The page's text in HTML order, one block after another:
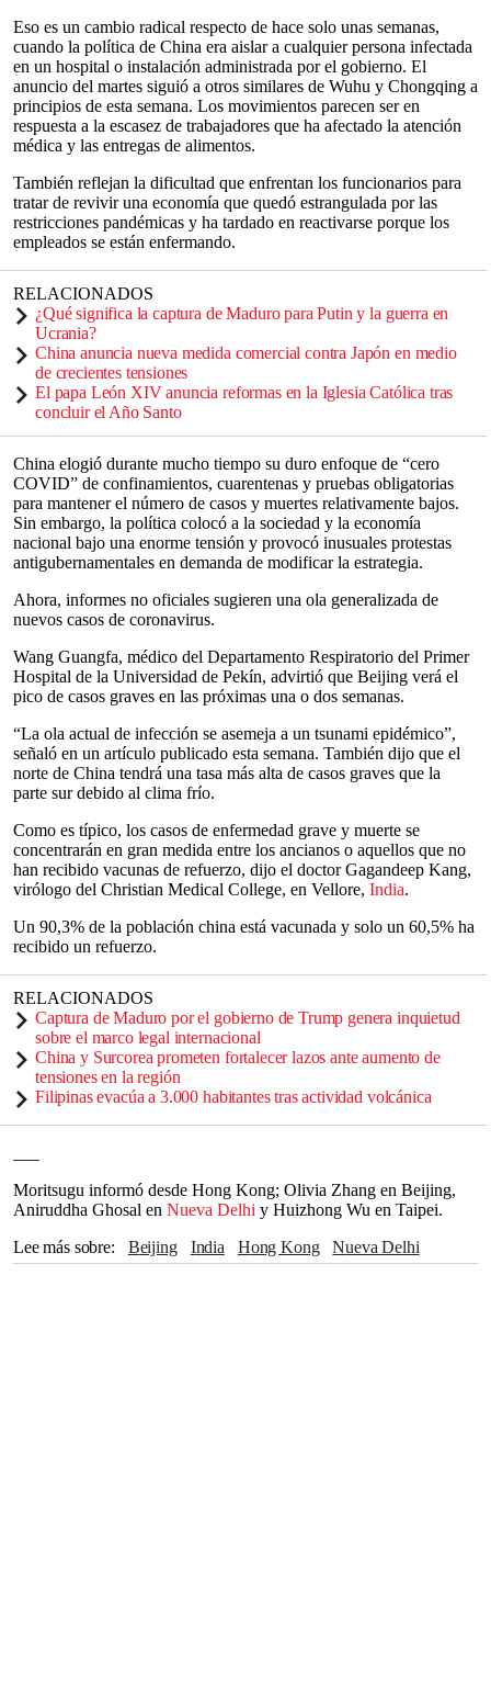
Eso es un cambio radical respecto de hace solo unas semanas,
cuando la política de China era aislar a cualquier persona infectada
en un hospital o instalación administrada por el gobierno. El
anuncio del martes siguió a otros similares de Wuhu y Chongqing a
principios de esta semana. Los movimientos parecen ser en
respuesta a la escasez de trabajadores que ha afectado la atención
médica y las entregas de alimentos.
También reflejan la dificultad que enfrentan los funcionarios para
tratar de revivir una economía que quedó estrangulada por las
restricciones pandémicas y ha tardado en reactivarse porque los
empleados se están enfermando.
RELACIONADOS
¿Qué significa la captura de Maduro para Putin y la guerra en
Ucrania?
China anuncia nueva medida comercial contra Japón en medio
de crecientes tensiones
El papa León XIV anuncia reformas en la Iglesia Católica tras
concluir el Año Santo
China elogió durante mucho tiempo su duro enfoque de “cero
COVID” de confinamientos, cuarentenas y pruebas obligatorias
para mantener el número de casos y muertes relativamente bajos.
Sin embargo, la política colocó a la sociedad y la economía
nacional bajo una enorme tensión y provocó inusuales protestas
antigubernamentales en demanda de modificar la estrategia.
Ahora, informes no oficiales sugieren una ola generalizada de
nuevos casos de coronavirus.
Wang Guangfa, médico del Departamento Respiratorio del Primer
Hospital de la Universidad de Pekín, advirtió que Beijing verá el
pico de casos graves en las próximas una o dos semanas.
“La ola actual de infección se asemeja a un tsunami epidémico”,
señaló en un artículo publicado esta semana. También dijo que el
norte de China tendrá una tasa más alta de casos graves que la
parte sur debido al clima frío.
Como es típico, los casos de enfermedad grave y muerte se
concentrarán en gran medida entre los ancianos o aquellos que no
han recibido vacunas de refuerzo, dijo el doctor Gagandeep Kang,
virólogo del Christian Medical College, en Vellore, India.
Un 90,3% de la población china está vacunada y solo un 60,5% ha
recibido un refuerzo.
RELACIONADOS
Captura de Maduro por el gobierno de Trump genera inquietud
sobre el marco legal internacional
China y Surcorea prometen fortalecer lazos ante aumento de
tensiones en la región
Filipinas evacúa a 3.000 habitantes tras actividad volcánica
Moritsugu informó desde Hong Kong; Olivia Zhang en Beijing,
Aniruddha Ghosal en Nueva Delhi y Huizhong Wu en Taipei.
Lee más sobre
Beijing India Hong Kong
Nueva Delhi